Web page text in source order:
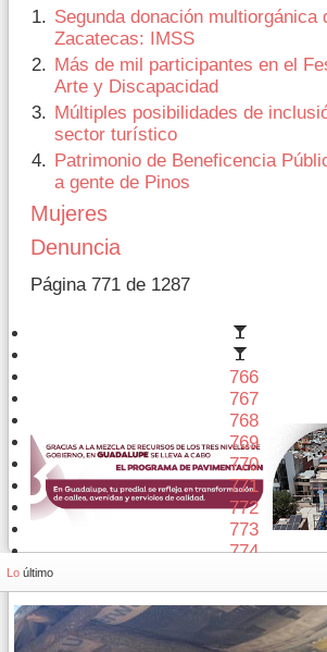
Segunda donación multiorgánica
Zacatecas: IMSS
Más de mil participantes en el
Arte y Discapacidad
Múltiples posibilidades de
sector turístico
Patrimonio de Beneficencia
a gente de Pinos
Mujeres
Denuncia
Página 771 de 1287
766
767
768
769
770
771
772
773
774
Lo último